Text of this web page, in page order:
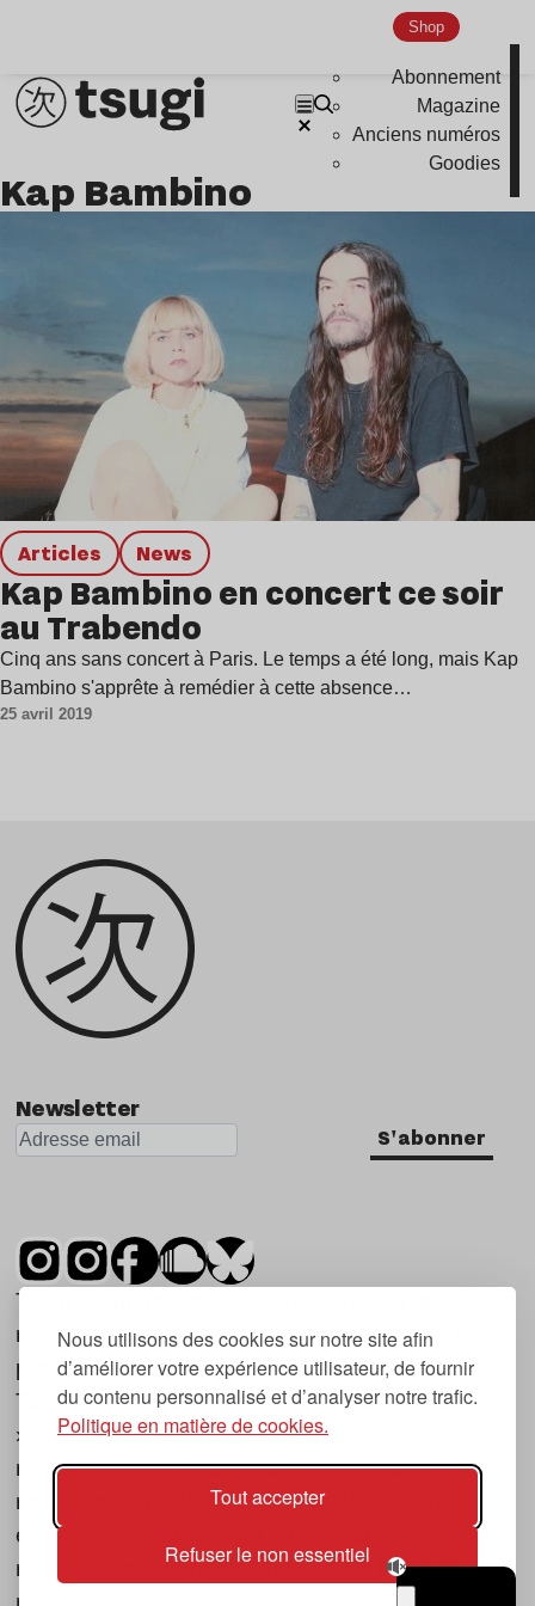
Nous utilisons des cookies sur notre site afin
d’améliorer votre expérience utilisateur, de fournir
du contenu personnalisé et d’analyser notre trafic.
Politique en matière de cookies.
Tout accepter
Refuser le non essentiel
Shop
Abonnement
Magazine
Anciens numéros
Goodies
Indie
Kap Bambino
Articles news
Kap Bambino en concert ce soir
au Trabendo
Cinq ans sans concert à Paris. Le temps a été long, mais Kap
Bambino s'apprête à remédier à cette absence…
25 avril 2019
Newsletter
S'abonner
Tsugi est un mensuel indépendant sur la
musique et les nouvelles tendances, dont la
première parution date de 2007.
Tsugi en japonais signifie « prochain », « suivant
», ce qui correspond à la thématique du
magazine, à l’affût des nouvelles tendances
musicales, qu’elles viennent de la musique
électronique, du rock ou du hip hop, et des
nouveaux phénomènes de société liés à la